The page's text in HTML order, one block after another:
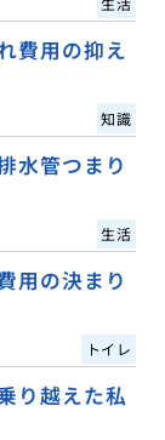
費用の抑え
知識
水管つまり
生活
用の決まり
トイレ
り越えた私